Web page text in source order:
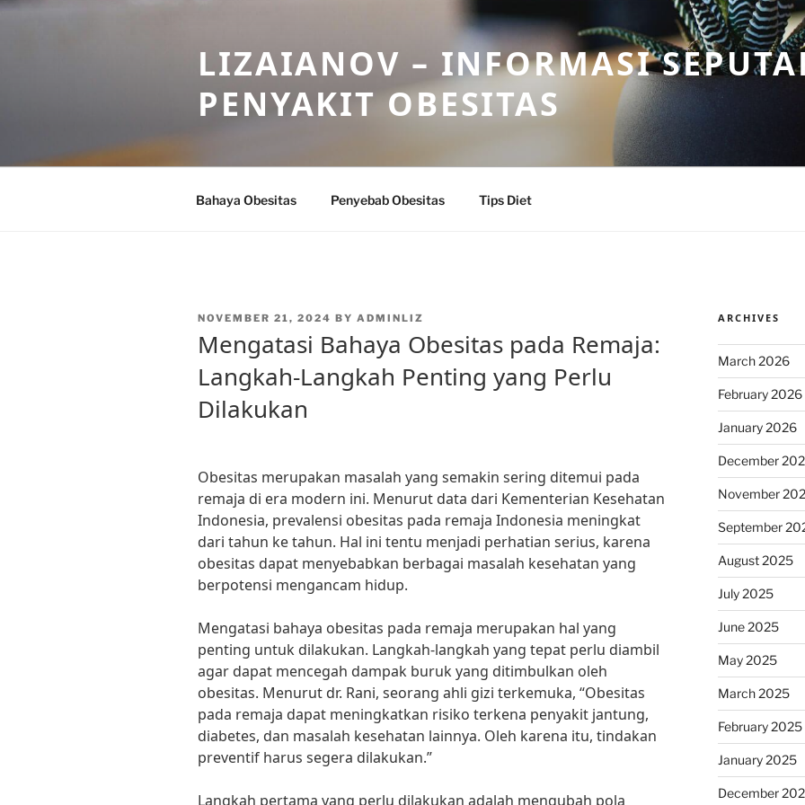
Skip
LIZAIANOV – INFORMASI
PENYAKIT OBESITAS
Bahaya Obesitas Penyebab Obesitas Tips Diet
POSTED
NOVEMBER 21, 2024 BY ADMINLIZ
Mengatasi Bahaya Obesitas pada Remaja:
Langkah-Langkah Penting yang Perlu
Dilakukan
Obesitas merupakan masalah yang semakin sering ditemui pada
remaja di era modern ini. Menurut data dari Kementerian Kesehatan
Indonesia, prevalensi obesitas pada remaja Indonesia meningkat
dari tahun ke tahun. Hal ini tentu menjadi perhatian serius, karena
obesitas dapat menyebabkan berbagai masalah kesehatan yang
berpotensi mengancam hidup.
Mengatasi bahaya obesitas pada remaja merupakan hal yang
penting untuk dilakukan. Langkah-langkah yang tepat perlu diambil
agar dapat mencegah dampak buruk yang ditimbulkan oleh
obesitas. Menurut dr. Rani, seorang ahli gizi terkemuka, “Obesitas
pada remaja dapat meningkatkan risiko terkena penyakit jantung,
diabetes, dan masalah kesehatan lainnya. Oleh karena itu, tindakan
preventif harus segera dilakukan.”
Langkah pertama yang perlu dilakukan adalah mengubah pola
ARCHIVES
March 2026
February 2026
January 2026
December
November
September
August 2025
July 2025
June 2025
May 2025
March 2025
February 2025
January 2025
December